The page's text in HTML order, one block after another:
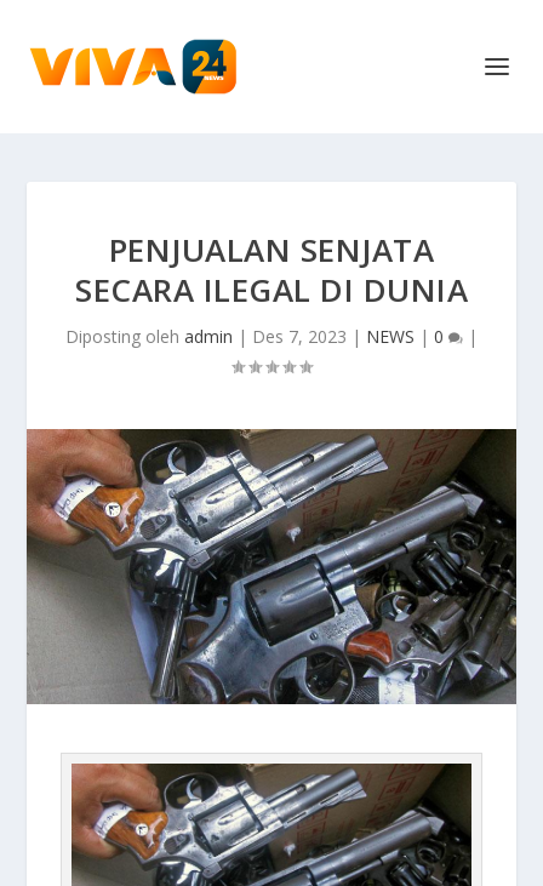
PENJUALAN SENJATA
SECARA ILEGAL DI DUNIA
Diposting oleh admin | Des 7, 2023 | NEWS | 0 |